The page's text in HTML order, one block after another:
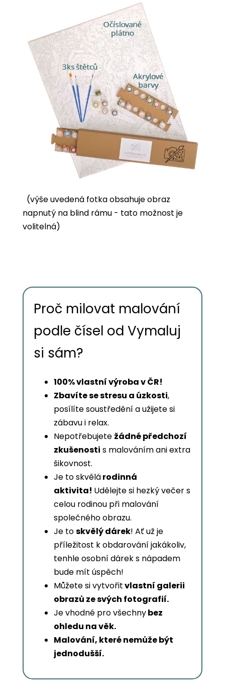
(výše uvedená fotka obsahuje obraz
napnutý na blind rámu - tato možnost je
volitelná)
Proč milovat malování
podle čísel od Vymaluj
si sám?
100% vlastní výroba v ČR!
Zbavíte se stresu a úzkosti,
posílíte soustředění a užijete si
zábavu i relax.
Nepotřebujete žádné předchozí
zkušenosti s malováním ani extra
šikovnost.
Je to skvělárodinná
aktivita! Udělejte si hezký večer s
celou rodinou při malování
společného obrazu.
Je toskvělý dárek! Ať už je
příležitost k obdarování jakákoliv,
tenhle osobní dárek s nápadem
bude mít úspěch!
Můžete si vytvořitvlastní galerii
obrazů ze svých fotografií.
Je vhodné pro všechnybez
ohledu na věk.
Malování, které nemůže být
jednodušší.